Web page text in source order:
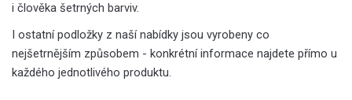
i člověka šetrných barviv.
I ostatní podložky z naší nabídky jsou vyrobeny co
nejšetrnějším způsobem - konkrétní informace najdete přímo u
každého jednotlivého produktu.